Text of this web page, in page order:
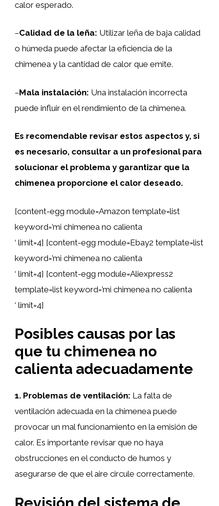
calor esperado.
–Calidad de la leña: Utilizar leña de baja calidad
o húmeda puede afectar la eficiencia de la
chimenea y la cantidad de calor que emite.
–Mala instalación: Una instalación incorrecta
puede influir en el rendimiento de la chimenea.
Es recomendable revisar estos aspectos y, si
es necesario, consultar a un profesional para
solucionar el problema y garantizar que la
chimenea proporcione el calor deseado.
[content-egg module=Amazon template=list
keyword=’mi chimenea no calienta
‘ limit=4] [content-egg module=Ebay2 template=list
keyword=’mi chimenea no calienta
‘ limit=4] [content-egg module=Aliexpress2
template=list keyword=’mi chimenea no calienta
‘ limit=4]
Posibles causas por las
que tu chimenea no
calienta adecuadamente
1. Problemas de ventilación: La falta de
ventilación adecuada en la chimenea puede
provocar un mal funcionamiento en la emisión de
calor. Es importante revisar que no haya
obstrucciones en el conducto de humos y
asegurarse de que el aire circule correctamente.
Revisión del sistema de